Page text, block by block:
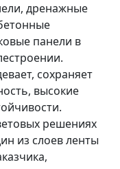
дренажные
панели в
сохраняет
высокие
решениях
из слоев ленты